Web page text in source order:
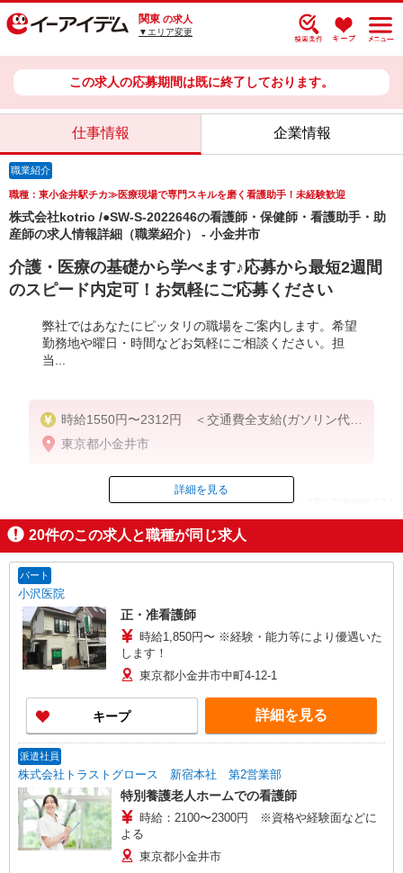
関東 の求人
▼エリア変更
この求人の応募期間は既に終了しております。
仕事情報 企業情報
職業紹介
職種：東小金井駅チカ≫医療現場で専門スキルを磨く看護助手！未経験歓迎
株式会社kotrio /●SW-S-2022646の看護師・保健師・看護助手・助
産師の求人情報詳細（職業紹介） - 小金井市
介護・医療の基礎から学べます♪応募から最短2週間
のスピード内定可！お気軽にご応募ください
弊社ではあなたにピッタリの職場をご案内します。希望
勤務地や曜日・時間などお気軽にご相談ください。担
当...
時給1550円〜2312円 ＜交通費全支給(ガソリン代含
む)＞
東京都小金井市
ID：AE0708988174
掲載期間終了
詳細を見る
20件のこの求人と職種が同じ求人
パート
小沢医院
正・准看護師
時給1,850円〜 ※経験・能力等により優遇いた
します！
東京都小金井市中町4-12-1
キープ 詳細を見る
派遣社員
株式会社トラストグロース 新宿本社 第2営業部
特別養護老人ホームでの看護師
時給：2100〜2300円 ※資格や経験面などに
よる
東京都小金井市